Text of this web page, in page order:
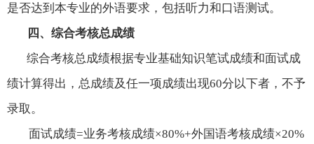
是否达到本专业的外语要求，包括听力和口语测试。
四、综合考核总成绩
综合考核总成绩根据专业基础知识笔试成绩和面试成
绩计算得出，总成绩及任一项成绩出现60分以下者，不予
录取。
面试成绩=业务考核成绩×80%+外国语考核成绩×20%